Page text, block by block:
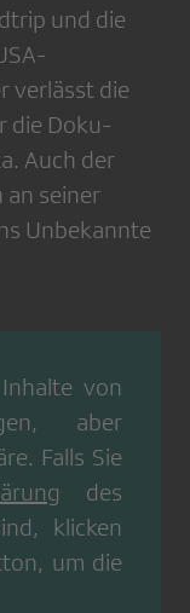
und die
verlässt die
die Doku-
Auch der
an seiner
Unbekannte
von
aber
Falls Sie
des
klicken
um die